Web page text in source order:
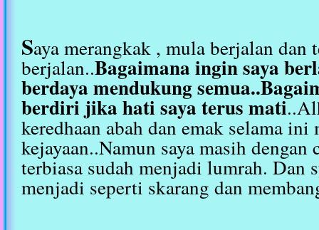
Saya merangkak , mula berjalan dan
berjalan..Bagaimana ingin saya
berdaya mendukung
berdiri jika hati saya terus mati
keredhaan abah dan emak selama
kejayaan..Namun saya masih dengan
terbiasa sudah menjadi lumrah. Dan
menjadi seperti skarang dan